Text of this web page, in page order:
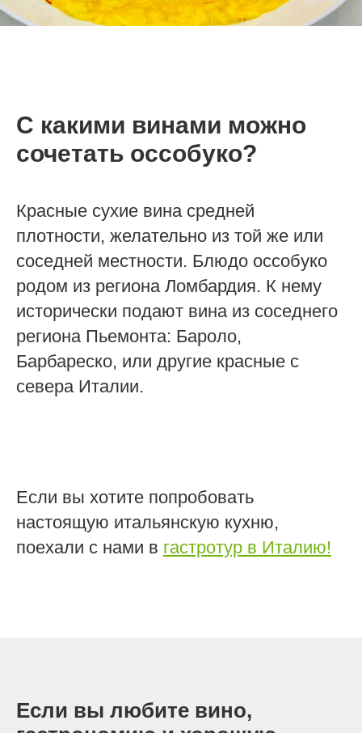
С какими винами можно
сочетать оссобуко?
Красные сухие вина средней
плотности, желательно из той же или
соседней местности. Блюдо оссобуко
родом из региона Ломбардия. К нему
исторически подают вина из соседнего
региона Пьемонта: Бароло,
Барбареско, или другие красные с
севера Италии.
Если вы хотите попробовать
настоящую итальянскую кухню,
поехали с нами в гастротур в Италию!
Если вы любите вино,